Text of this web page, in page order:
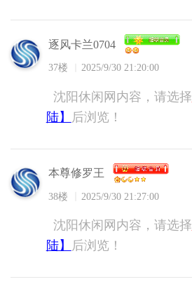
逐风卡兰0704
37楼 2025/9/30 21:20:00
沈阳休闲网内容，请选择
陆】
后浏览！
本尊修罗王
38楼 2025/9/30 21:27:00
沈阳休闲网内容，请选择
陆】
后浏览！